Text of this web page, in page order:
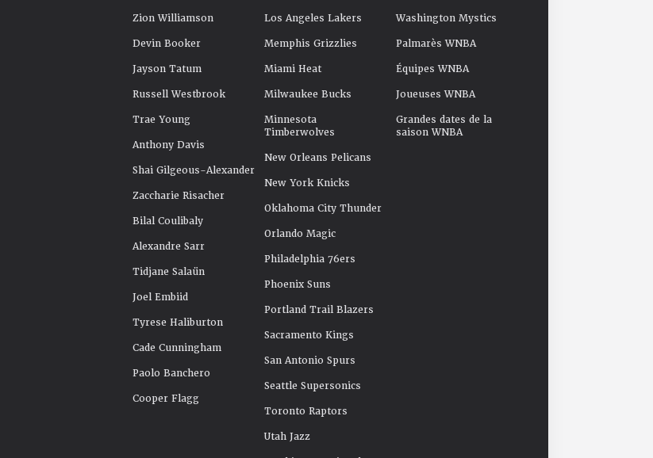
Zion Williamson
Devin Booker
Jayson Tatum
Russell Westbrook
Trae Young
Anthony Davis
Shai Gilgeous-Alexander
Zaccharie Risacher
Bilal Coulibaly
Alexandre Sarr
Tidjane Salaün
Joel Embiid
Tyrese Haliburton
Cade Cunningham
Paolo Banchero
Cooper Flagg
Los Angeles Lakers
Memphis Grizzlies
Miami Heat
Milwaukee Bucks
Minnesota
Timberwolves
New Orleans Pelicans
New York Knicks
Oklahoma City Thunder
Orlando Magic
Philadelphia 76ers
Phoenix Suns
Portland Trail Blazers
Sacramento Kings
San Antonio Spurs
Seattle Supersonics
Toronto Raptors
Utah Jazz
Washington Mystics
Palmarès WNBA
Équipes WNBA
Joueuses WNBA
Grandes dates de la
saison WNBA